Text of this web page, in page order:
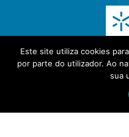
Este site utiliza cookies
por parte do utilizador. Ao
sua